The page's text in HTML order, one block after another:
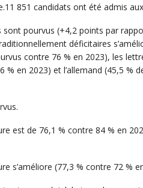
851 candidats ont été admis
pourvus (+4,2 points par
déficitaires
contre 76 % en 2023), les
en 2023) et l’allemand (45,5 %
est de 76,1 % contre 84 % en
s’améliore (77,3 % contre 72 %